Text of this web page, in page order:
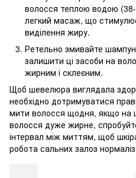
волосся теплою водою
легкий масаж, що стимулює
виділення жиру.
Ретельно змивайте
залишити ці засоби на
жирним і склеєним.
Щоб шевелюра виглядала
необхідно дотримуватися
мити волосся щодня, якщо на
волосся дуже жирне,
інтервал між миттям, щоб
робота сальних залоз